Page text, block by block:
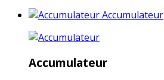
Accumulateur
Accumulateur